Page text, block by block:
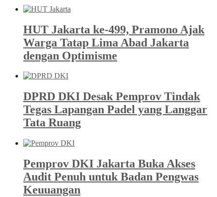
HUT Jakarta ke-499, Pramono Ajak
Warga Tatap Lima Abad Jakarta
dengan Optimisme
DPRD DKI Desak Pemprov Tindak
Tegas Lapangan Padel yang Langgar
Tata Ruang
Pemprov DKI Jakarta Buka Akses
Audit Penuh untuk Badan Pengwas
Keuuangan